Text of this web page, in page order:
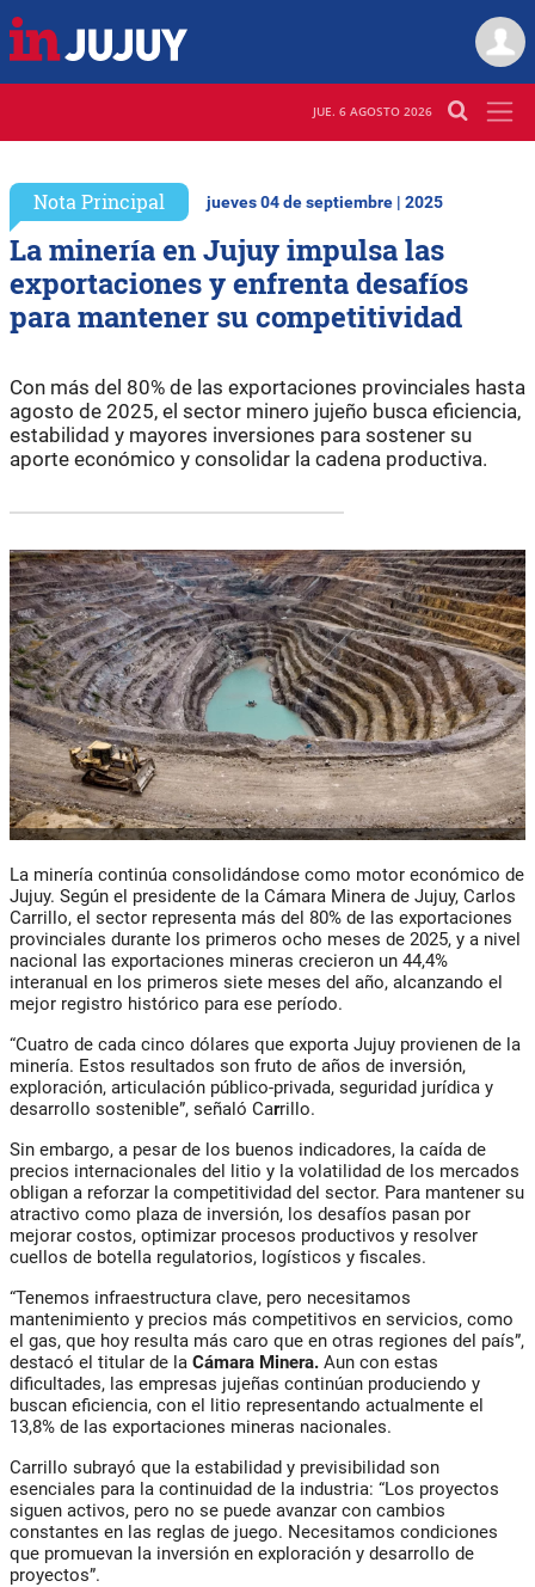
JUE. 6 AGOSTO 2026
Nota Principal jueves 04 de septiembre | 2025
La minería en Jujuy impulsa las
exportaciones y enfrenta desafíos
para mantener su competitividad
Con más del 80% de las exportaciones provinciales hasta
agosto de 2025, el sector minero jujeño busca eficiencia,
estabilidad y mayores inversiones para sostener su
aporte económico y consolidar la cadena productiva.
La minería continúa consolidándose como motor económico de
Jujuy. Según el presidente de la Cámara Minera de Jujuy, Carlos
Carrillo, el sector representa más del 80% de las exportaciones
provinciales durante los primeros ocho meses de 2025, y a nivel
nacional las exportaciones mineras crecieron un 44,4%
interanual en los primeros siete meses del año, alcanzando el
mejor registro histórico para ese período.
“Cuatro de cada cinco dólares que exporta Jujuy provienen de la
minería. Estos resultados son fruto de años de inversión,
exploración, articulación público-privada, seguridad jurídica y
desarrollo sostenible”, señaló Carrillo.
Sin embargo, a pesar de los buenos indicadores, la caída de
precios internacionales del litio y la volatilidad de los mercados
obligan a reforzar la competitividad del sector. Para mantener su
atractivo como plaza de inversión, los desafíos pasan por
mejorar costos, optimizar procesos productivos y resolver
cuellos de botella regulatorios, logísticos y fiscales.
“Tenemos infraestructura clave, pero necesitamos
mantenimiento y precios más competitivos en servicios, como
el gas, que hoy resulta más caro que en otras regiones del país”,
destacó el titular de la Cámara Minera. Aun con estas
dificultades, las empresas jujeñas continúan produciendo y
buscan eficiencia, con el litio representando actualmente el
13,8% de las exportaciones mineras nacionales.
Carrillo subrayó que la estabilidad y previsibilidad son
esenciales para la continuidad de la industria: “Los proyectos
siguen activos, pero no se puede avanzar con cambios
constantes en las reglas de juego. Necesitamos condiciones
que promuevan la inversión en exploración y desarrollo de
proyectos”.